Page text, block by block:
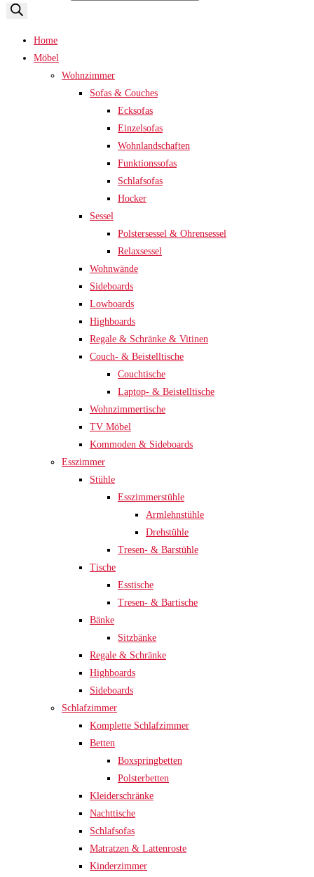
Home
Möbel
Wohnzimmer
Sofas & Couches
Ecksofas
Einzelsofas
Wohnlandschaften
Funktionssofas
Schlafsofas
Hocker
Sessel
Polstersessel & Ohrensessel
Relaxsessel
Wohnwände
Sideboards
Lowboards
Highboards
Regale & Schränke & Vitinen
Couch- & Beistelltische
Couchtische
Laptop- & Beistelltische
Wohnzimmertische
TV Möbel
Kommoden & Sideboards
Esszimmer
Stühle
Esszimmerstühle
Armlehnstühle
Drehstühle
Tresen- & Barstühle
Tische
Esstische
Tresen- & Bartische
Bänke
Sitzbänke
Regale & Schränke
Highboards
Sideboards
Schlafzimmer
Komplette Schlafzimmer
Betten
Boxspringbetten
Polsterbetten
Kleiderschränke
Nachttische
Schlafsofas
Matratzen & Lattenroste
Kinderzimmer